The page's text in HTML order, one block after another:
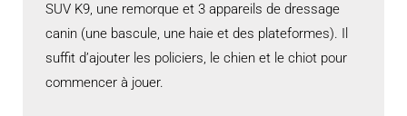
SUV K9, une remorque et 3 appareils de dressage
canin (une bascule, une haie et des plateformes). Il
suffit d’ajouter les policiers, le chien et le chiot pour
commencer à jouer.